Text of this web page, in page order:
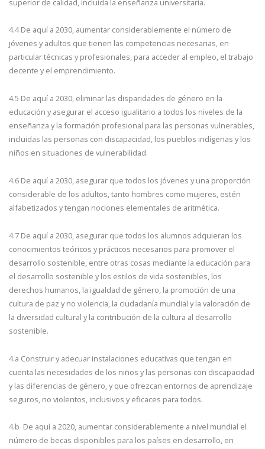
superior de calidad, incluida la enseñanza universitaria.
4.4 De aquí a 2030, aumentar considerablemente el número de
jóvenes y adultos que tienen las competencias necesarias, en
particular técnicas y profesionales, para acceder al empleo, el trabajo
decente y el emprendimiento.
4.5 De aquí a 2030, eliminar las disparidades de género en la
educación y asegurar el acceso igualitario a todos los niveles de la
enseñanza y la formación profesional para las personas vulnerables,
incluidas las personas con discapacidad, los pueblos indígenas y los
niños en situaciones de vulnerabilidad.
4.6 De aquí a 2030, asegurar que todos los jóvenes y una proporción
considerable de los adultos, tanto hombres como mujeres, estén
alfabetizados y tengan nociones elementales de aritmética.
4.7 De aquí a 2030, asegurar que todos los alumnos adquieran los
conocimientos teóricos y prácticos necesarios para promover el
desarrollo sostenible, entre otras cosas mediante la educación para
el desarrollo sostenible y los estilos de vida sostenibles, los
derechos humanos, la igualdad de género, la promoción de una
cultura de paz y no violencia, la ciudadanía mundial y la valoración de
la diversidad cultural y la contribución de la cultura al desarrollo
sostenible.
4.a Construir y adecuar instalaciones educativas que tengan en
cuenta las necesidades de los niños y las personas con discapacidad
y las diferencias de género, y que ofrezcan entornos de aprendizaje
seguros, no violentos, inclusivos y eficaces para todos.
4.b De aquí a 2020, aumentar considerablemente a nivel mundial el
número de becas disponibles para los países en desarrollo, en